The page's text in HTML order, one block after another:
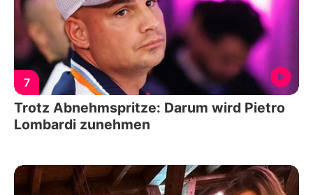
7
Trotz Abnehmspritze: Darum wird Pietro
Lombardi zunehmen